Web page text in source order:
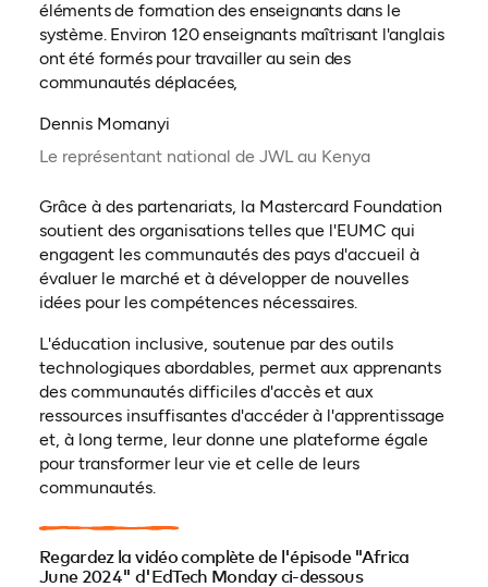
éléments de formation des enseignants dans le
système. Environ 120 enseignants maîtrisant l'anglais
ont été formés pour travailler au sein des
communautés déplacées,
Dennis Momanyi
Le représentant national de JWL au Kenya
Grâce à des partenariats, la Mastercard Foundation
soutient des organisations telles que l'EUMC qui
engagent les communautés des pays d'accueil à
évaluer le marché et à développer de nouvelles
idées pour les compétences nécessaires.
L'éducation inclusive, soutenue par des outils
technologiques abordables, permet aux apprenants
des communautés difficiles d'accès et aux
ressources insuffisantes d'accéder à l'apprentissage
et, à long terme, leur donne une plateforme égale
pour transformer leur vie et celle de leurs
communautés.
Regardez la vidéo complète de l'épisode "Africa
June 2024" d'EdTech Monday ci-dessous